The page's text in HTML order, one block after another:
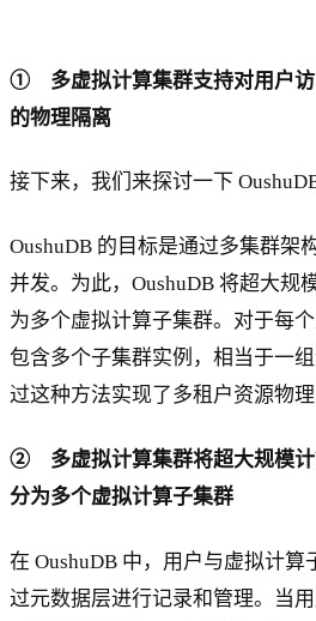
① 多虚拟计算集群支持对用户访
的物理隔离
接下来，我们来探讨一下
OushuDB 的目标是通过多集群架
并发。为此，OushuDB 将超大规
为多个虚拟计算子集群。对于每
包含多个子集群实例，相当于一
过这种方法实现了多租户资源物理
② 多虚拟计算集群将超大规模计
分为多个虚拟计算子集群
在 OushuDB 中，用户与虚拟计
过元数据层进行记录和管理。当